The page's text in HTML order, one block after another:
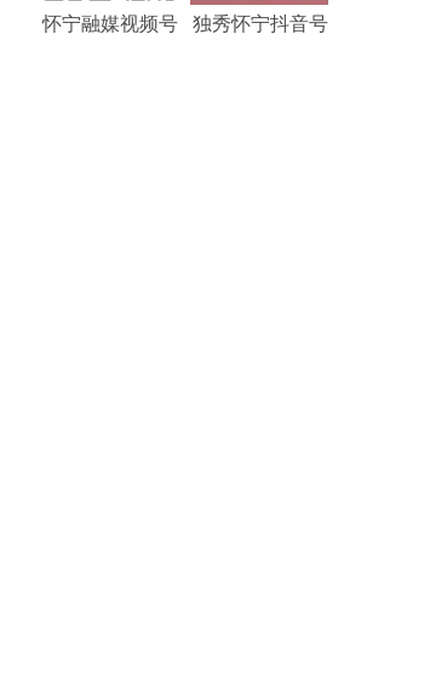
怀宁融媒视频号 独秀怀宁抖音号